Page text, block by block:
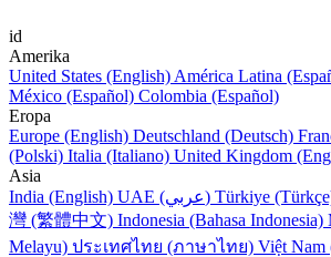
id
Amerika
United States (English) América Latina
México (Español) Colombia (Español)
Eropa
Europe (English) Deutschland (Deutsch)
(Polski) Italia (Italiano) United Kingdom
Asia
India (English)
UAE (عربي) Türkiye
灣 (繁體中文) Indonesia (Bahasa Indonesia)
Melayu) ประเทศไทย (ภาษาไทย) Việt Nam